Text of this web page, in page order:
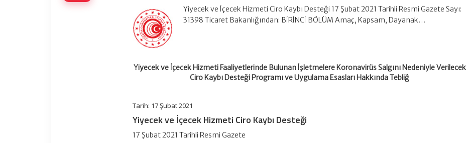
Yiyecek ve İçecek Hizmeti Ciro Kaybı Desteği 17 Şubat 2021 Tarihli Resmi Gazete Sayı:
31398 Ticaret Bakanlığından: BİRİNCİ BÖLÜM Amaç, Kapsam, Dayanak…
Yiyecek ve İçecek Hizmeti Faaliyetlerinde Bulunan İşletmelere Koronavirüs Salgını Nedeniyle Verilecek
Ciro Kaybı Desteği Programı ve Uygulama Esasları Hakkında Tebliğ
Tarih: 17 Şubat 2021
Yiyecek ve İçecek Hizmeti Ciro Kaybı Desteği
17 Şubat 2021 Tarihli Resmi Gazete